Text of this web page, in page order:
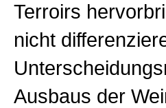
Terroirs
nicht
Ausbaus der